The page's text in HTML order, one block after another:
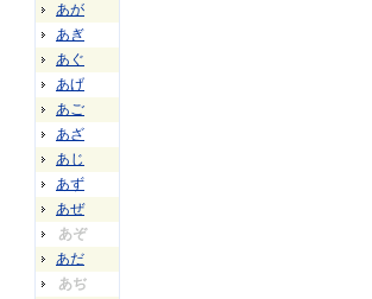
あが
あぎ
あぐ
あげ
あご
あざ
あじ
あず
あぜ
あぞ
あだ
あぢ